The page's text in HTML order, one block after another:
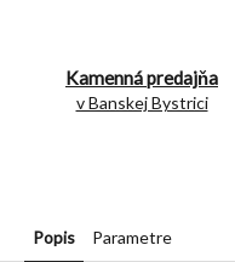
Kamenná predajňa
v Banskej Bystrici
Popis Parametre